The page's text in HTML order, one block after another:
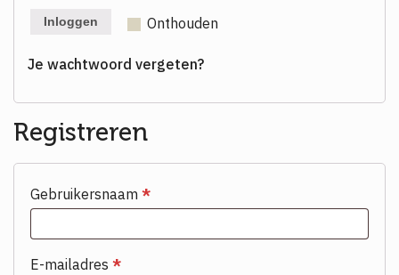
Onthouden
Inloggen
Je wachtwoord vergeten?
Registreren
Gebruikersnaam *
E-mailadres *